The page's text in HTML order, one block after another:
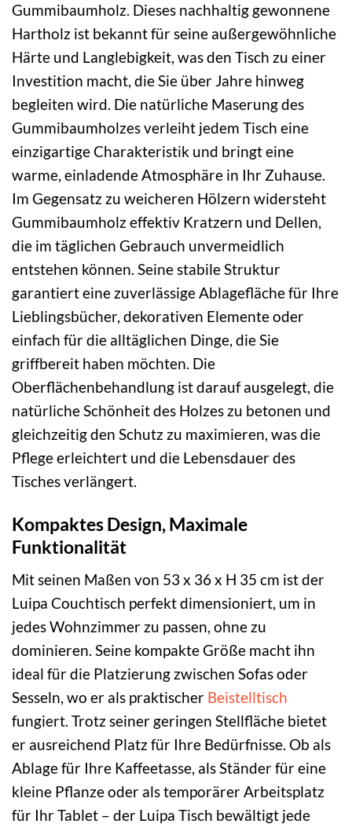
Gummibaumholz. Dieses nachhaltig gewonnene
Hartholz ist bekannt für seine außergewöhnliche
Härte und Langlebigkeit, was den Tisch zu einer
Investition macht, die Sie über Jahre hinweg
begleiten wird. Die natürliche Maserung des
Gummibaumholzes verleiht jedem Tisch eine
einzigartige Charakteristik und bringt eine
warme, einladende Atmosphäre in Ihr Zuhause.
Im Gegensatz zu weicheren Hölzern widersteht
Gummibaumholz effektiv Kratzern und Dellen,
die im täglichen Gebrauch unvermeidlich
entstehen können. Seine stabile Struktur
garantiert eine zuverlässige Ablagefläche für Ihre
Lieblingsbücher, dekorativen Elemente oder
einfach für die alltäglichen Dinge, die Sie
griffbereit haben möchten. Die
Oberflächenbehandlung ist darauf ausgelegt, die
natürliche Schönheit des Holzes zu betonen und
gleichzeitig den Schutz zu maximieren, was die
Pflege erleichtert und die Lebensdauer des
Tisches verlängert.
Kompaktes Design, Maximale
Funktionalität
Mit seinen Maßen von 53 x 36 x H 35 cm ist der
Luipa Couchtisch perfekt dimensioniert, um in
jedes Wohnzimmer zu passen, ohne zu
dominieren. Seine kompakte Größe macht ihn
ideal für die Platzierung zwischen Sofas oder
Sesseln, wo er als praktischer Beistelltisch
fungiert. Trotz seiner geringen Stellfläche bietet
er ausreichend Platz für Ihre Bedürfnisse. Ob als
Ablage für Ihre Kaffeetasse, als Ständer für eine
kleine Pflanze oder als temporärer Arbeitsplatz
für Ihr Tablet – der Luipa Tisch bewältigt jede